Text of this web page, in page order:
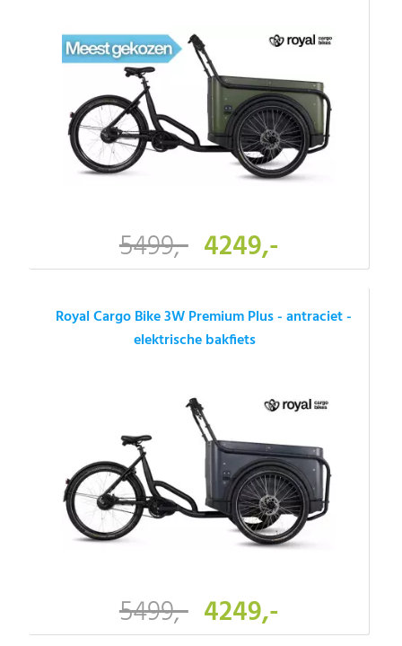
5499,- 4249,-
Royal Cargo Bike 3W Premium Plus - antraciet -
elektrische bakfiets
5499,- 4249,-